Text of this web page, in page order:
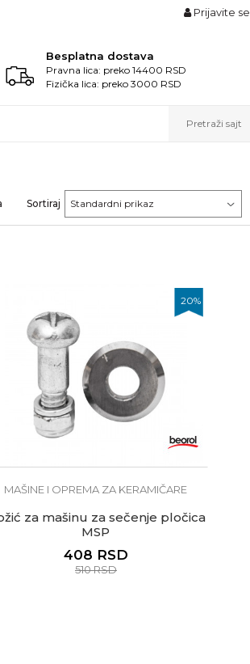
Prijavite se
Besplatna dostava
Pravna lica: preko 14400 RSD
Fizička lica: preko 3000 RSD
Pretraži sajt
Sortiraj
20%
MAŠINE I OPREMA ZA KERAMIČARE
za mašinu za sečenje pločica
MSP
408 RSD
510RSD